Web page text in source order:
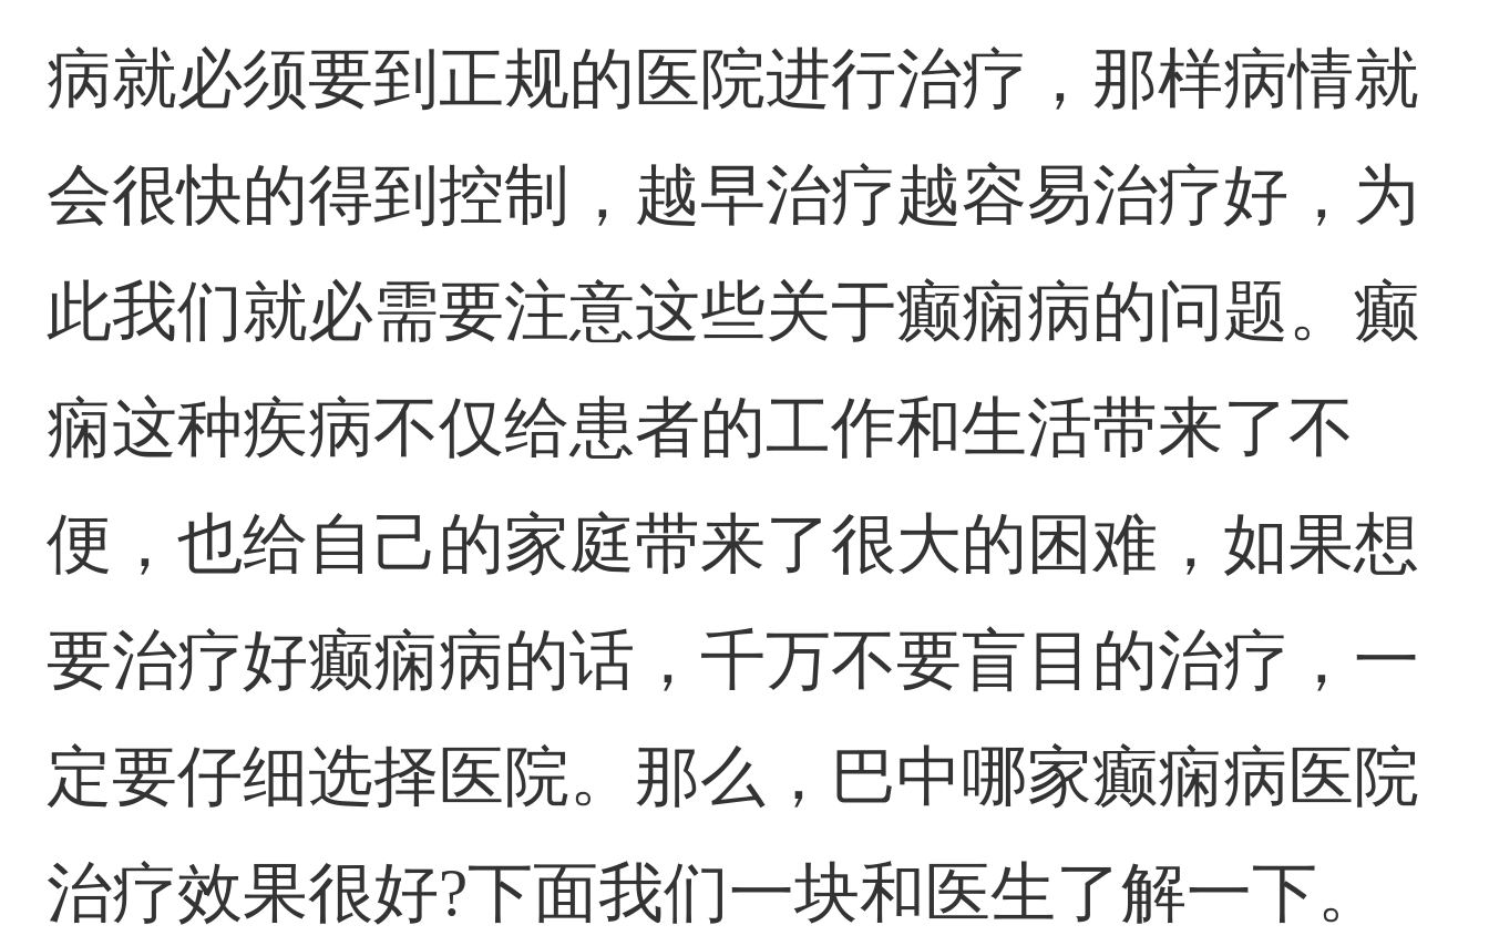
病就必须要到正规的医院进行治疗，那样病情就
会很快的得到控制，越早治疗越容易治疗好，为
此我们就必需要注意这些关于癫痫病的问题。癫
痫这种疾病不仅给患者的工作和生活带来了不
便，也给自己的家庭带来了很大的困难，如果想
要治疗好癫痫病的话，千万不要盲目的治疗，一
定要仔细选择医院。那么，巴中哪家癫痫病医院
治疗效果很好?下面我们一块和医生了解一下。